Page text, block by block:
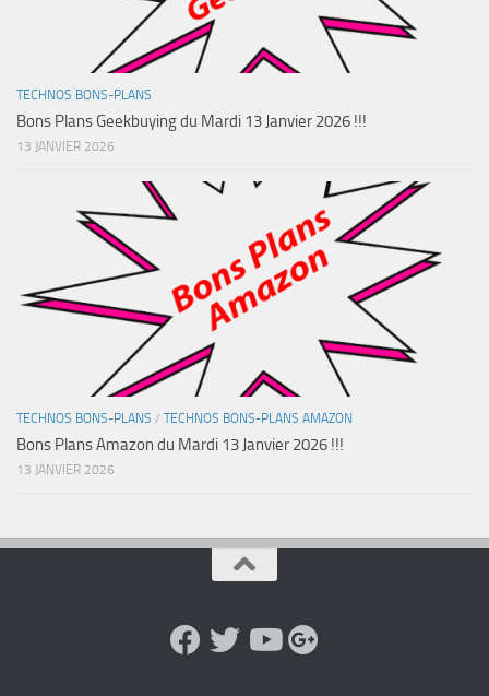
TECHNOS BONS-PLANS
Bons Plans Geekbuying du Mardi 13 Janvier 2026 !!!
13 JANVIER 2026
TECHNOS BONS-PLANS / TECHNOS BONS-PLANS AMAZON
Bons Plans Amazon du Mardi 13 Janvier 2026 !!!
13 JANVIER 2026